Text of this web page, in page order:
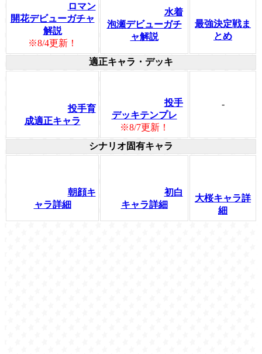
ロマン
開花デビューガチャ
解説
※8/4更新！
水着
泡瀬デビューガチ
ャ解説
最強決定戦ま
とめ
適正キャラ・デッキ
投手育
成適正キャラ
投手
デッキテンプレ
※8/7更新！
-
シナリオ固有キャラ
朝顔キ
ャラ詳細
初白
キャラ詳細
大桜キャラ詳
細